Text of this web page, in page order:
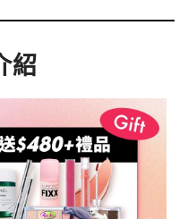
紹